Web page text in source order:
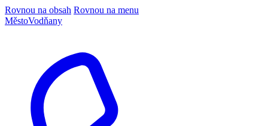
Rovnou na obsah Rovnou na menu
MěstoVodňany